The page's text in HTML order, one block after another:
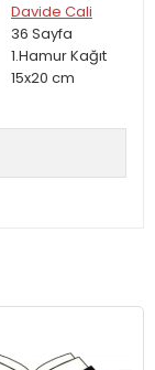
Davide Cali
36 Sayfa
1.HamurKağıt
15x20 cm